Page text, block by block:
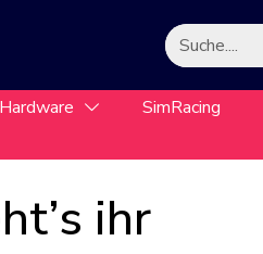
Hardware SimRacing
ihr